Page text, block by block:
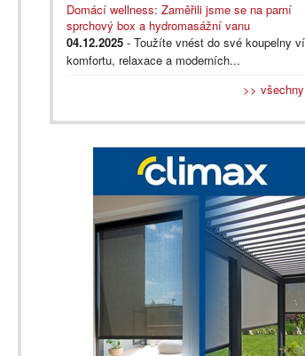
Domácí wellness: Zaměřili jsme se na parní
sprchový box a hydromasážní vanu
04.12.2025 - Toužíte vnést do své koupelny
komfortu, relaxace a moderních...
>>